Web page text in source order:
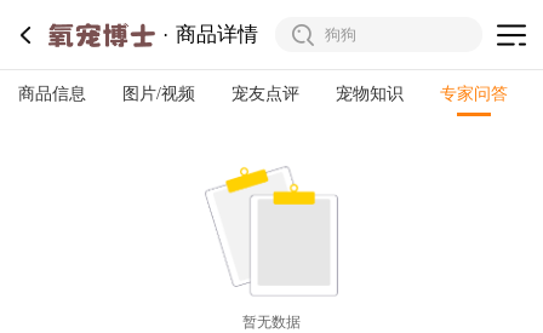
商品详情
商品信息 图片/视频 宠友点评 宠物知识 专家问答
暂无数据